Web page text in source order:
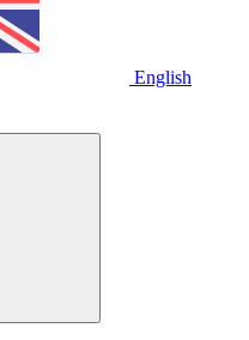
English